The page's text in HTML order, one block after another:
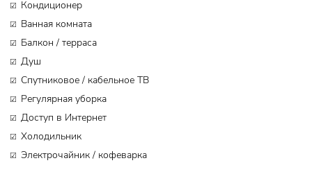
Кондиционер
Ванная комната
Балкон / терраса
Душ
Спутниковое / кабельное ТВ
Регулярная уборка
Доступ в Интернет
Холодильник
Электрочайник / кофеварка